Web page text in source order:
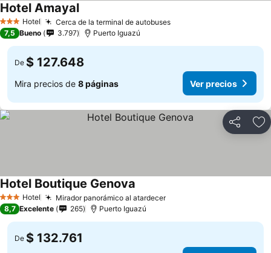
3 Estrellas
Hotel Cerca de la terminal de autobusesVer precios
Hotel AmayalVer precios
7,5 Bueno 3.797 Puerto Iguazú
De $ 127.648
Mira precios de 8 páginas Ver precios
Compartir
3 Estrellas
Hotel Mirador panorámico al atardecerVer precios
Hotel Boutique Genova
8,7 Excelente 265 Puerto Iguazú
De $ 132.761